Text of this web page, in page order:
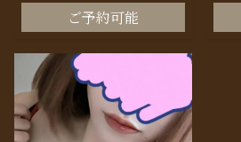
ご予約可能